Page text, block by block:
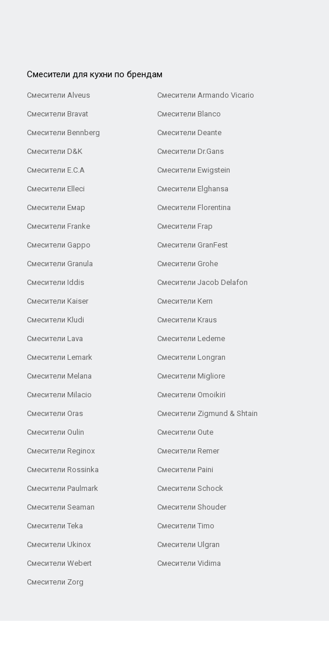
Cмесители для кухни по брендам
Смесители Alveus Смесители Armando Vicario
Смесители Bravat Смесители Blanco
Смесители Bennberg Смесители Deante
Смесители D&K Смесители Dr.Gans
Смесители E.C.A Cмесители Ewigstein
Смесители Elleci Смесители Elghansa
Смесители Емар Смесители Florentina
Смесители Franke Смесители Frap
Смесители Gappo Смесители GranFest
Смесители Granula Смесители Grohe
Смесители Iddis Смесители Jacob Delafon
Смесители Kaiser Смесители Kern
Смесители Kludi Смесители Kraus
Смесители Lava Смесители Ledeme
Смесители Lemark Смесители Longran
Смесители Melana Смесители Migliore
Смесители Milacio Смесители Omoikiri
Смесители Oras Смесители Zigmund & Shtain
Смесители Oulin Смесители Oute
Смесители Reginox Смесители Remer
Смесители Rossinka Смесители Paini
Смесители Paulmark Смесители Schock
Смесители Seaman Смесители Shouder
Смесители Teka Смесители Timo
Смесители Ukinox Смесители Ulgran
Смесители Webert Смесители Vidima
Смесители Zorg